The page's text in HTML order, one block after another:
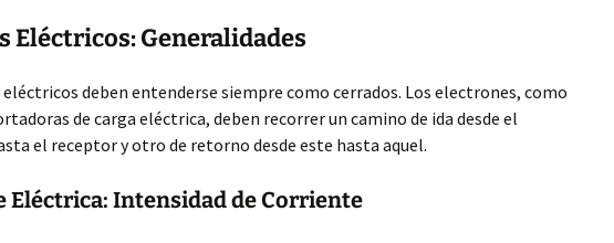
Eléctricos: Generalidades
deben entenderse siempre como cerrados. Los electrones, como
de carga eléctrica, deben recorrer un camino de ida desde el
el receptor y otro de retorno desde este hasta aquel.
Eléctrica: Intensidad de Corriente